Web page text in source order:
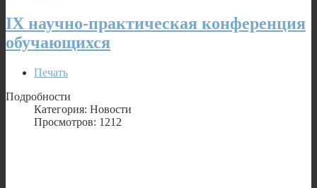
IX научно-практическая конференция
обучающихся
Печать
Подробности
Категория: Новости
Просмотров: 1212